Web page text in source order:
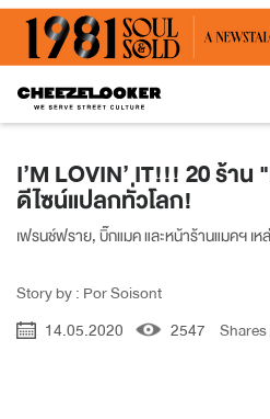
I’M LOVIN’ IT!!! 20 ร้าน
ดีไซน์แปลกทั่วโลก!
เฟรนช์ฟราย, บิ๊กแมค และหน้าร้านแมคฯ เห
Story by : Por Soisont
14.05.2020
2547 Shares